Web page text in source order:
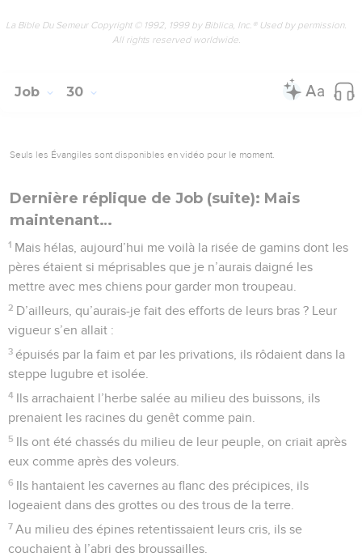
La Bible Du Semeur Copyright © 1992, 1999 by Biblica, Inc.® Used by permission.
All rights reserved worldwide.
Job 30
Seuls les Évangiles sont disponibles en vidéo pour le moment.
Dernière réplique de Job (suite): Mais
maintenant…
1 Mais hélas, aujourd’hui me voilà la risée de gamins dont les
pères étaient si méprisables que je n’aurais daigné les
mettre avec mes chiens pour garder mon troupeau.
2 D’ailleurs, qu’aurais-je fait des efforts de leurs bras ? Leur
vigueur s’en allait :
3 épuisés par la faim et par les privations, ils rôdaient dans la
steppe lugubre et isolée.
4 Ils arrachaient l’herbe salée au milieu des buissons, ils
prenaient les racines du genêt comme pain.
5 Ils ont été chassés du milieu de leur peuple, on criait après
eux comme après des voleurs.
6 Ils hantaient les cavernes au flanc des précipices, ils
logeaient dans des grottes ou des trous de la terre.
7 Au milieu des épines retentissaient leurs cris, ils se
couchaient à l’abri des broussailles.